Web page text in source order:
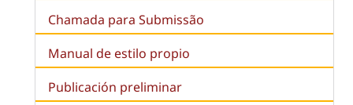
Chamada para Submissão
Manual de estilo propio
Publicación preliminar